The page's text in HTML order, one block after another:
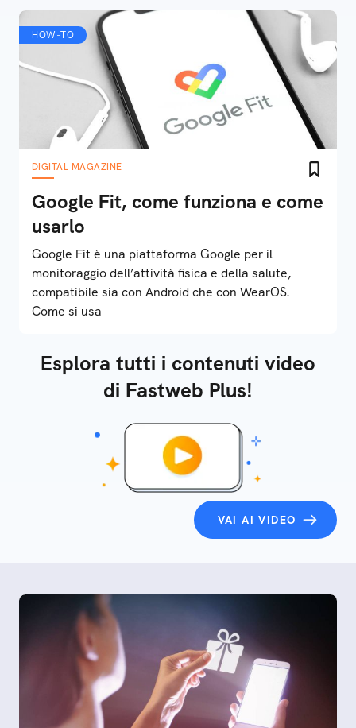
HOW-TO
DIGITAL MAGAZINE
Google Fit, come funziona e come
usarlo
Google Fit è una piattaforma Google per il
monitoraggio dell’attività fisica e della salute,
compatibile sia con Android che con WearOS.
Come si usa
Esplora tutti i contenuti video
di Fastweb Plus!
VAI AI VIDEO